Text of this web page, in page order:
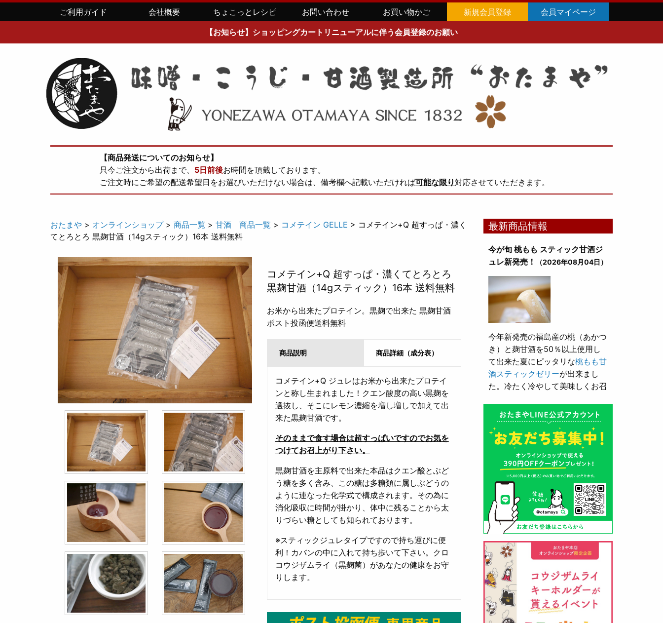
ご利用ガイド 会社概要 ちょこっとレシピ お問い合わせ お買い物かご 新規会員登録 会員マイページ
【お知らせ】ショッピングカートリニューアルに伴う会員登録のお願い
【商品発送についてのお知らせ】
只今ご注文から出荷まで、 5日前後お時間を頂戴しております。
ご注文時にご希望の配送希望日をお選びいただけない場合は、備考欄へ記載いただければ可能な限り対応させていただきます。
おたまや > オンラインショップ> 商品一覧 > 甘酒 商品一覧 > コメテイン GELLE > コメテイン+Q 超すっぱ・濃く
てとろとろ 黒麹甘酒（14gスティック）16本 送料無料
コメテイン+Q 超すっぱ・濃くてとろとろ
黒麹甘酒（14gスティック）16本 送料無料
お米から出来たプロテイン。黒麹で出来た 黒麹甘酒
ポスト投函便送料無料
商品説明 商品詳細（成分表）
コメテイン+Q ジュレはお米から出来たプロテイ
ンと称し生まれました！クエン酸度の高い黒麹を
選抜し、そこにレモン濃縮を増し増しで加えて出
来た黒麹甘酒です。
そのままで食す場合は超すっぱいですのでお気を
つけてお召上がり下さい。
黒麹甘酒を主原料で出来た本品はクエン酸とぶど
う糖を多く含み、この糖は多糖類に属しぶどうの
ように連なった化学式で構成されます。その為に
消化吸収に時間が掛かり、体中に残ることから太
りづらい糖としても知られております。
※スティックジュレタイプですので持ち運びに便
利！カバンの中に入れて持ち歩いて下さい。クロ
コウジザムライ（黒麹菌）があなたの健康をお守
りします。
最新商品情報
今が旬 桃もも スティック甘酒ジ
ュレ新発売！
（2026年08月04日）
今年新発売の福島産の桃（あかつ
き）と麹甘酒を50％以上使用し
て出来た夏にピッタリな桃もも甘
酒スティックゼリーが出来まし
た。冷たく冷やして美味しくお召
とろり漬け込み用酒粕が新発売！
（2026年05月10日）
山形酒蔵の今期新粕を低温でじっ
くりと熟成させて、とろり漬け込
まみをしっかりと引き出して出来
ました。野菜、お魚、お肉等の漬
け込みにどうぞ・・・
クロ黒麹甘酒 スティック新発売
（2026年03月08日）